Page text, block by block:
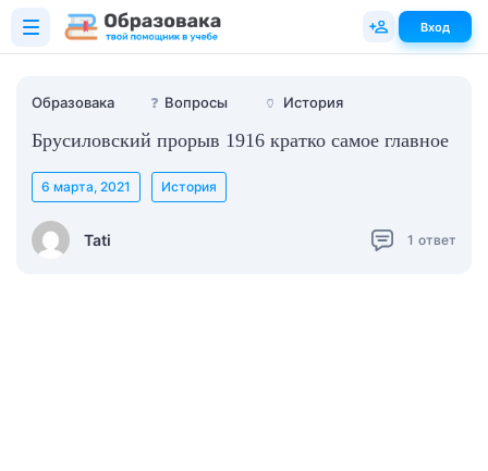
Образовака ❓ Вопросы 🏺 История
Брусиловский прорыв 1916 кратко самое главное
Tati
6 марта, 2021 История
1 ответ
Вход